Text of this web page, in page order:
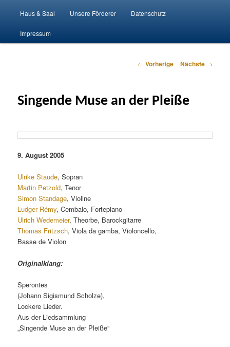
Haus & Saal Unsere Förderer Datenschutz
Impressum
Artikelnavigation
← Vorherige Nächste →
Singende Muse an der Pleiße
9. August 2005
Ulrike Staude, Sopran
Martin Petzold, Tenor
Simon Standage, Violine
Ludger Rémy, Cembalo, Fortepiano
Ulrich Wedemeier, Theorbe, Barockgitarre
Thomas Fritzsch, Viola da gamba, Violoncello,
Basse de Violon
Originalklang:
Sperontes
(Johann Sigismund Scholze),
Lockere Lieder.
Aus der Liedsammlung
„Singende Muse an der Pleiße“